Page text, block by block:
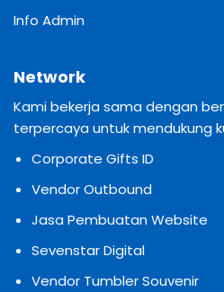
Info Admin
Network
Kami bekerja sama dengan
terpercaya untuk mendukung
Corporate Gifts ID
Vendor Outbound
Jasa Pembuatan Website
Sevenstar Digital
Vendor Tumbler Souvenir